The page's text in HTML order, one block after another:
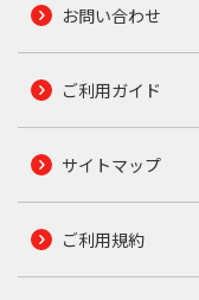
お問い合わせ
ご利用ガイド
サイトマップ
ご利用規約